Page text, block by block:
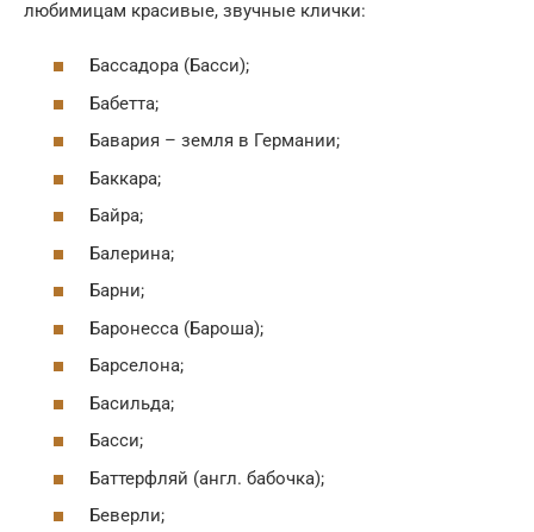
любимицам красивые, звучные клички:
Бассадора (Басси);
Бабетта;
Бавария – земля в Германии;
Баккара;
Байра;
Балерина;
Барни;
Баронесса (Бароша);
Барселона;
Басильда;
Басси;
Баттерфляй (англ. бабочка);
Беверли;